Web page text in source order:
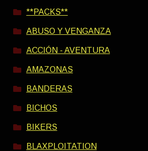
**PACKS**
ABUSO Y VENGANZA
ACCIÓN - AVENTURA
AMAZONAS
BANDERAS
BICHOS
BIKERS
BLAXPLOITATION